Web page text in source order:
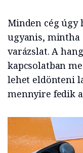
Minden cég
ugyanis, mintha
varázslat. A
kapcsolatban
lehet eldönteni
mennyire fedik